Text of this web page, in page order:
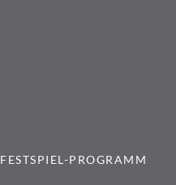
FESTSPIEL-PROGRAMM